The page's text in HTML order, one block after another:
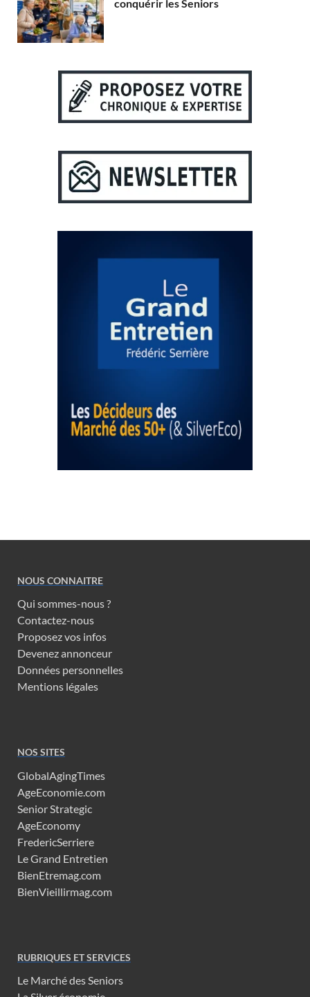
conquérir les Seniors
NOUS CONNAITRE
Qui sommes-nous ?
Contactez-nous
Proposez vos infos
Devenez annonceur
Données personnelles
Mentions légales
NOS SITES
GlobalAgingTimes
AgeEconomie.com
Senior Strategic
AgeEconomy
FredericSerriere
Le Grand Entretien
BienEtremag.com
BienVieillirmag.com
RUBRIQUES ET SERVICES
Le Marché des Seniors